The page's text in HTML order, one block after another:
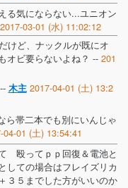
る気にならない...ユニオン
2017-03-01 (水) 11:02:12
けど、ナックルが既にオ
オビ要らないよね？ -- 201
木主 2017-04-01 (土) 13:2
ら帯二本でも別にいんじゃ
04-01 (土) 13:54:41
殴ってｐｐ回復＆電池と
しての場合はフレイズリカ
３５までした方がいいのか